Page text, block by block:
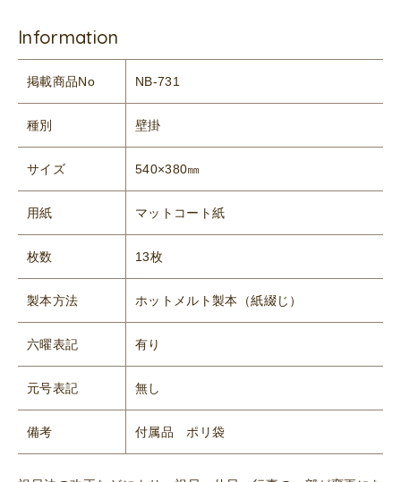
Information
掲載商品No NB-731
種別 壁掛
サイズ 540×380㎜
用紙 マットコート紙
枚数 13枚
製本方法 ホットメルト製本（紙綴じ）
六曜表記 有り
元号表記 無し
備考 付属品 ポリ袋